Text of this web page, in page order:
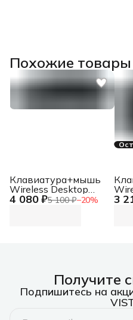
Похожие товары
4 080 ₽5 100 ₽−20%
Клавиатура+мышь
Wireless Desktop
MK295
Black, Rus/Eng, [920-
3
Получите
Подпишитесь на